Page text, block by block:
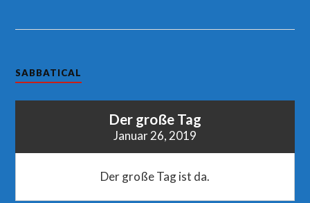
SABBATICAL
Der große Tag
Januar 26, 2019
Der große Tag ist da.